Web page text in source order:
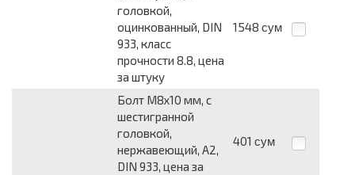
головкой,
оцинкованный, DIN
933, класс
прочности 8.8, цена
за штуку
1548 сум
Болт М8x10 мм, с
шестигранной
головкой,
нержавеющий, А2,
DIN 933, цена за
401 сум